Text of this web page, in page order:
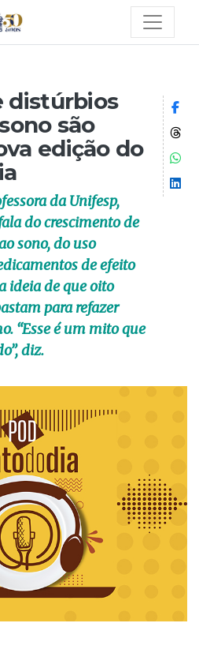
distúrbios
são
edição do
da Unifesp,
do crescimento de
sono, do uso
de efeito
ideia de que oito
para refazer
“Esse é um mito que
diz.